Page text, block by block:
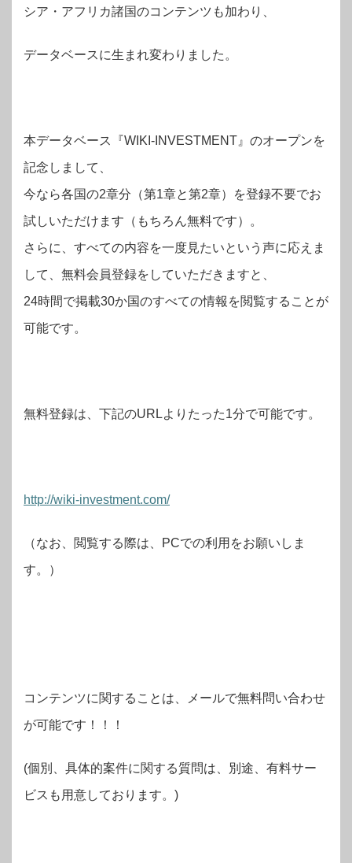
シア・アフリカ諸国のコンテンツも加わり、
データベースに生まれ変わりました。
本データベース『WIKI-INVESTMENT』のオープンを
記念しまして、
今なら各国の2章分（第1章と第2章）を登録不要でお
試しいただけます（もちろん無料です）。
さらに、すべての内容を一度見たいという声に応えま
して、無料会員登録をしていただきますと、
24時間で掲載30か国のすべての情報を閲覧することが
可能です。
無料登録は、下記のURLよりたった1分で可能です。
http://wiki-investment.com/
（なお、閲覧する際は、PCでの利用をお願いしま
す。）
コンテンツに関することは、メールで無料問い合わせ
が可能です！！！
(個別、具体的案件に関する質問は、別途、有料サー
ビスも用意しております。)